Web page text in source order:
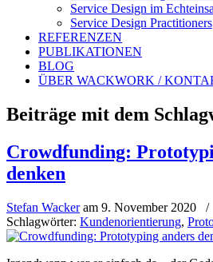
Service Design im
Service Design Practitioners
REFERENZEN
PUBLIKATIONEN
BLOG
ÜBER WACKWORK /
Beiträge mit dem
Crowdfunding:
denken
Stefan Wackeram 9. November 2020 /
Schlagwörter: Kundenorientierung,